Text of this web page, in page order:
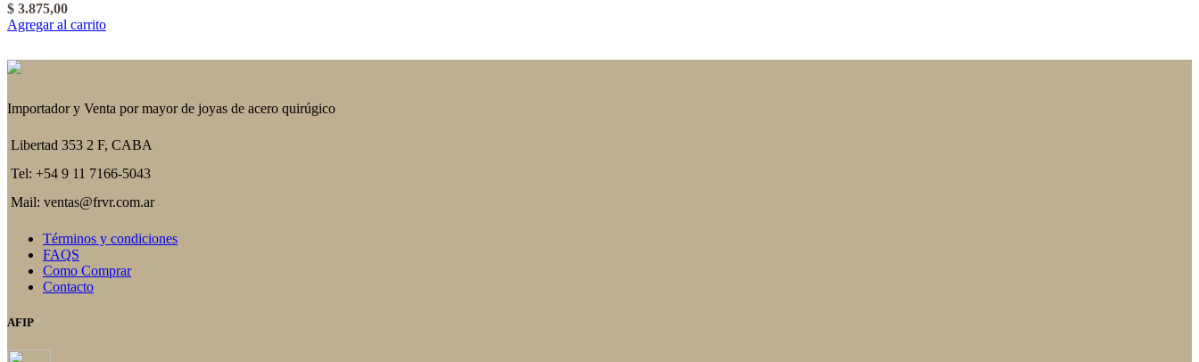
$ 3.875,00
Agregar al carrito
Importador y Venta por mayor de joyas de acero quirúgico
Libertad 353 2 F, CABA
Tel: +54 9 11 7166-5043
Mail: ventas@frvr.com.ar
Términos y condiciones
FAQS
Como Comprar
Contacto
AFIP